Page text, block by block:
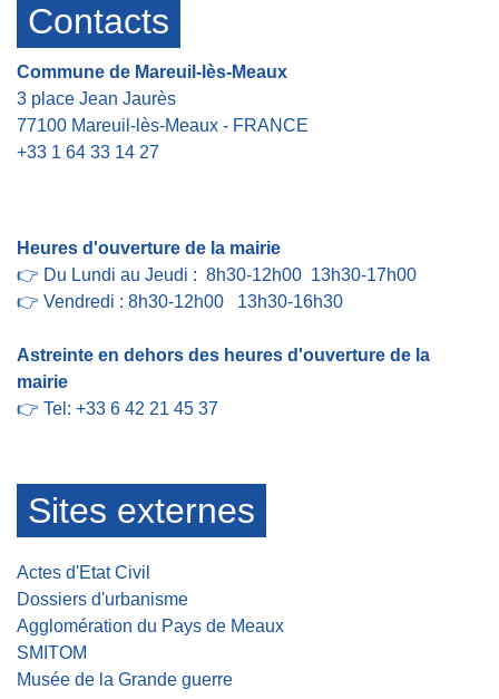
Contacts
Commune de Mareuil-lès-Meaux
3 place Jean Jaurès
77100 Mareuil-lès-Meaux - FRANCE
+33 1 64 33 14 27
Heures d'ouverture de la mairie
👉 Du Lundi au Jeudi : 8h30-12h00 13h30-17h00
👉 Vendredi : 8h30-12h00 13h30-16h30
Astreinte en dehors des heures d'ouverture de la
mairie
👉 Tel: +33 6 42 21 45 37
Sites externes
Actes d'Etat Civil
Dossiers d'urbanisme
Agglomération du Pays de Meaux
SMITOM
Musée de la Grande guerre